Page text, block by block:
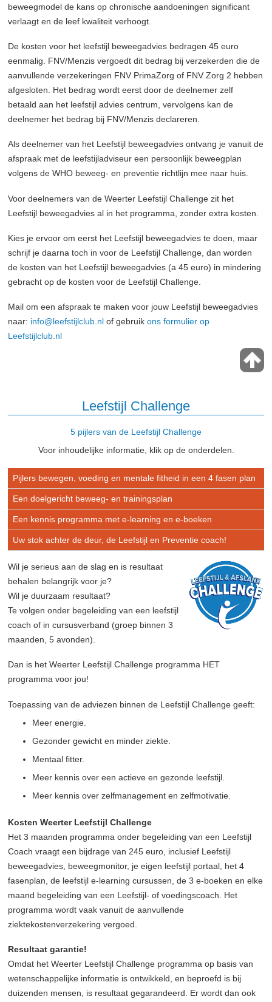
beweegmodel de kans op chronische aandoeningen significant
verlaagt en de leef kwaliteit verhoogt.
De kosten voor het leefstijl beweegadvies bedragen 45 euro
eenmalig. FNV/Menzis vergoedt dit bedrag bij verzekerden die de
aanvullende verzekeringen FNV PrimaZorg of FNV Zorg 2 hebben
afgesloten. Het bedrag wordt eerst door de deelnemer zelf
betaald aan het leefstijl advies centrum, vervolgens kan de
deelnemer het bedrag bij FNV/Menzis declareren.
Als deelnemer van het Leefstijl beweegadvies ontvang je vanuit de
afspraak met de leefstijladviseur een persoonlijk beweegplan
volgens de WHO beweeg- en preventie richtlijn mee naar huis.
Voor deelnemers van de Weerter Leefstijl Challenge zit het
Leefstijl beweegadvies al in het programma, zonder extra kosten.
Kies je ervoor om eerst het Leefstijl beweegadvies te doen, maar
schrijf je daarna toch in voor de Leefstijl Challenge, dan worden
de kosten van het Leefstijl beweegadvies (a 45 euro) in mindering
gebracht op de kosten voor de Leefstijl Challenge.
Mail om een afspraak te maken voor jouw Leefstijl beweegadvies
naar: info@leefstijlclub.nl of gebruikons formulier op
Leefstijlclub.nl
Leefstijl Challenge
5 pijlers van de Leefstijl Challenge
Voor inhoudelijke informatie, klik op de onderdelen.
Pijlers bewegen, voeding en mentale fitheid in een 4 fasen plan
Een doelgericht beweeg- en trainingsplan
Een kennis programma met e-learning en e-boeken
Uw stok achter de deur, de Leefstijl en Preventie coach!
Wil je serieus aan de slag en is resultaat
behalen belangrijk voor je?
Wil je duurzaam resultaat?
Te volgen onder begeleiding van een leefstijl
coach of in cursusverband (groep binnen 3
maanden, 5 avonden).
Dan is het Weerter Leefstijl Challenge programma HET
programma voor jou!
Toepassing van de adviezen binnen de Leefstijl Challenge geeft:
Meer energie.
Gezonder gewicht en minder ziekte.
Mentaal fitter.
Meer kennis over een actieve en gezonde leefstijl.
Meer kennis over zelfmanagement en zelfmotivatie.
Kosten Weerter Leefstijl Challenge
Het 3 maanden programma onder begeleiding van een Leefstijl
Coach vraagt een bijdrage van 245 euro, inclusief Leefstijl
beweegadvies, beweegmonitor, je eigen leefstijl portaal, het 4
fasenplan, de leefstijl e-learning cursussen, de 3 e-boeken en elke
maand begeleiding van een Leefstijl- of voedingscoach. Het
programma wordt vaak vanuit de aanvullende
ziektekostenverzekering vergoed.
Resultaat garantie!
Omdat het Weerter Leefstijl Challenge programma op basis van
wetenschappelijke informatie is ontwikkeld, en beproefd is bij
duizenden mensen, is resultaat gegarandeerd. Er wordt dan ook